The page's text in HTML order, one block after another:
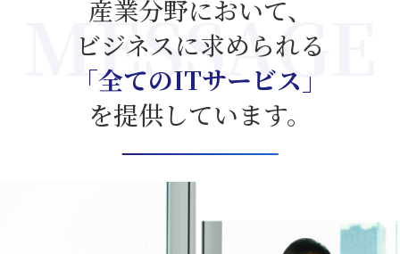
採用FAQ
産業分野において、
ビジネスに求められる
「全てのITサービス」
を提供しています。